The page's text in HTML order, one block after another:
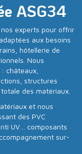
ASG34
experts pour offrir
aux besoins
hôtellerie de
Nous
châteaux,
structures
des matériaux.
et nous
des PVC
UV… composants
sur-